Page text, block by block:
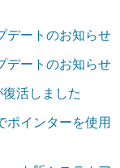
デートのお知らせ
デートのお知らせ
活しました
ポインターを使用